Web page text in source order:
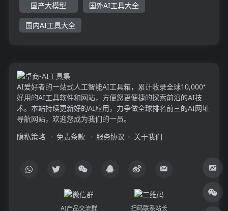
国产大模型 国外AI工具大全
国内AI工具大全
AI爱好者的一站式人工智能AI工具箱，累计收录全球10,000⁺
好用的AI工具软件和网站，方便您更便捷的探索前沿的AI技
术。本站持续更新好的AI应用，力争做全球排名前三的AI网址
导航网站，欢迎您成为我们的一员。
隐私策略
免责条款 服务协议 关于我们
AI产品交流群 扫码联系站长